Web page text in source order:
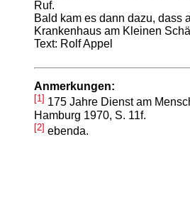
Ruf.
Bald kam es dann dazu, dass
Krankenhaus am Kleinen
Text: Rolf Appel
Anmerkungen:
[1] 175 Jahre Dienst am
Hamburg 1970, S. 11f.
[2] ebenda.